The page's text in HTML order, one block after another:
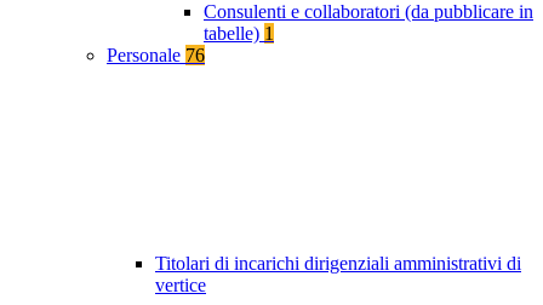
Consulenti e collaboratori (da pubblicare in
tabelle) 1
Personale 76
Titolari di incarichi dirigenziali amministrativi di
vertice